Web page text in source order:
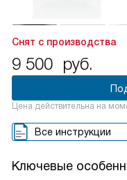
Снят с производства
9 500 руб.
Цена действительна на
Все инструкции
Ключевые